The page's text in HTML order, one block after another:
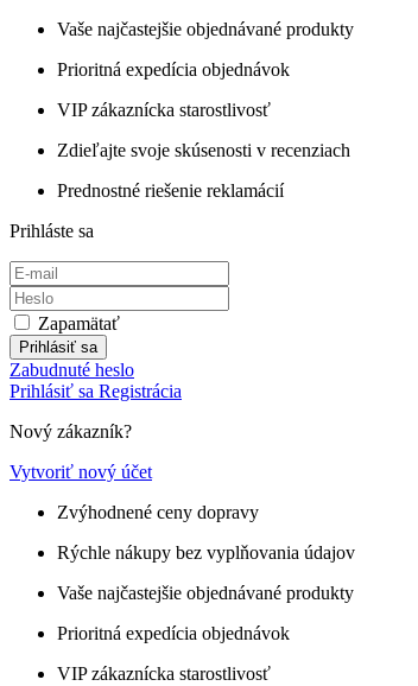
Vaše najčastejšie objednávané produkty
Prioritná expedícia objednávok
VIP zákaznícka starostlivosť
Zdieľajte svoje skúsenosti v recenziach
Prednostné riešenie reklamácií
Prihláste sa
Zapamätať
Prihlásiť sa
Zabudnuté heslo
Prihlásiť sa Registrácia
Nový zákazník?
Vytvoriť nový účet
Zvýhodnené ceny dopravy
Rýchle nákupy bez vyplňovania údajov
Vaše najčastejšie objednávané produkty
Prioritná expedícia objednávok
VIP zákaznícka starostlivosť